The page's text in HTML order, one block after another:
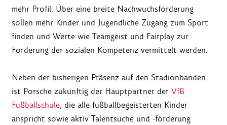
mehr Profil: Über eine breite Nachwuchsförderung
sollen mehr Kinder und Jugendliche Zugang zum Sport
finden und Werte wie Teamgeist und Fairplay zur
Förderung der sozialen Kompetenz vermittelt werden.
Neben der bisherigen Präsenz auf den Stadionbanden
ist Porsche zukünftig der Hauptpartner der VfB
Fußballschule, die alle fußballbegeisterten Kinder
anspricht sowie aktiv Talentsuche und -förderung